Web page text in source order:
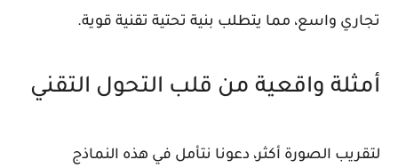
تجاري واسع، مما يتطلب بنية تحتية تقنية قوية.
أمثلة واقعية من قلب التحول التقني
لتقريب الصورة أكثر، دعونا نتأمل في هذه النماذج